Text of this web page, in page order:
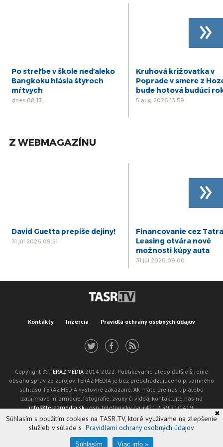
Po streľbe v škole neďaleko
Bangkoku hlásia štyroch
mŕtvych
dnes 08:13
Kruhová križovatka v
Poprade v smere z
bude hotová budúci
5 aug 2026 13:59
»
Z WEBMAGAZÍNU
David Guetta prepíše dejiny!
31 júl 2026 09:51
Financovanie cez Tatra
Leasing otvára nové
možnosti kúpy auta
31 júl 2026 09:00
»
Kontakty Inzercia Pravidlá ochrany osobných údajov
Copyright © TERAZ MEDIA 2014-2022. Publikovanie alebo ďalšie šírenie
obsahu správ zo zdrojov TERAZ MEDIA je bez predchádzajúceho písomného
súhlasu TERAZ MEDIA výslovne zakázané. Ak máte pre nás tip alebo
zaujímavé informácie, fotografie, zvuky či videá, kontaktujte nás na
info@terazmedia.sk, resp. telefonicky na +421 2 59 210 419.
Žiadosť o zverejnenie opravy v zmysle zákona o publikáciách je možné zaslať
na adresu oprava@tasr.sk.
Oznámenie prevádzkovateľa podľa § 11a zákona č. 265/2022 Z. z.
Súhlasím s použitím cookies na TASR.TV, ktoré využívame na zlepšenie
služieb v súlade s Pravidlami ochrany osobných údajov
Súhlasím Viac info »
✖